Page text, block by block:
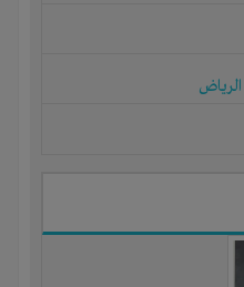
الرياض